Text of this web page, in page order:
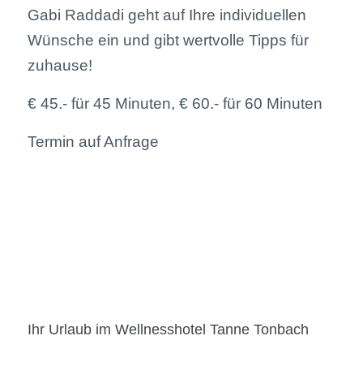
Gabi Raddadi geht auf Ihre individuellen
Wünsche ein und gibt wertvolle Tipps für
zuhause!
€ 45.- für 45 Minuten, € 60.- für 60 Minuten
Termin auf Anfrage
Ihr Urlaub im Wellnesshotel Tanne Tonbach